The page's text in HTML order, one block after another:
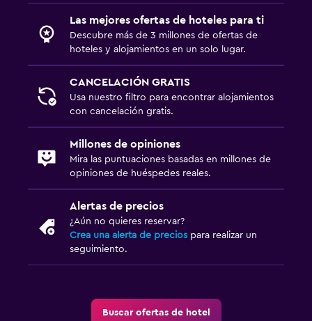
Las mejores ofertas de hoteles para ti
Descubre más de 3 millones de ofertas de
hoteles y alojamientos en un solo lugar.
CANCELACIÓN GRATIS
Usa nuestro filtro para encontrar alojamientos
con cancelación gratis.
Millones de opiniones
Mira las puntuaciones basadas en millones de
opiniones de huéspedes reales.
Alertas de precios
¿Aún no quieres reservar?
Crea una alerta de precios para realizar un
seguimiento.
Buscar ofertas de hotel